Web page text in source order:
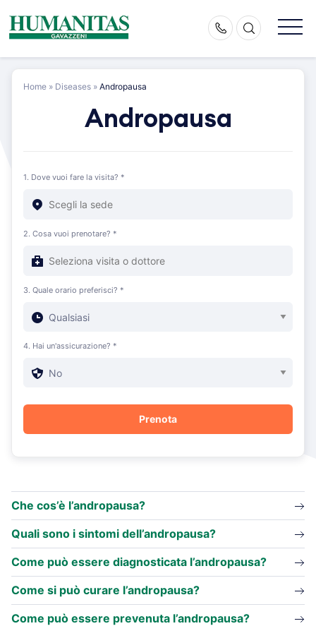
content
Home » Diseases » Andropausa
Andropausa
1. Dove vuoi fare la visita? *
2. Cosa vuoi prenotare? *
3. Quale orario preferisci? *
4. Hai un'assicurazione? *
Che cos’è l’andropausa?
Quali sono i sintomi dell’andropausa?
Come può essere diagnosticata l’andropausa?
Come si può curare l’andropausa?
Come può essere prevenuta l’andropausa?